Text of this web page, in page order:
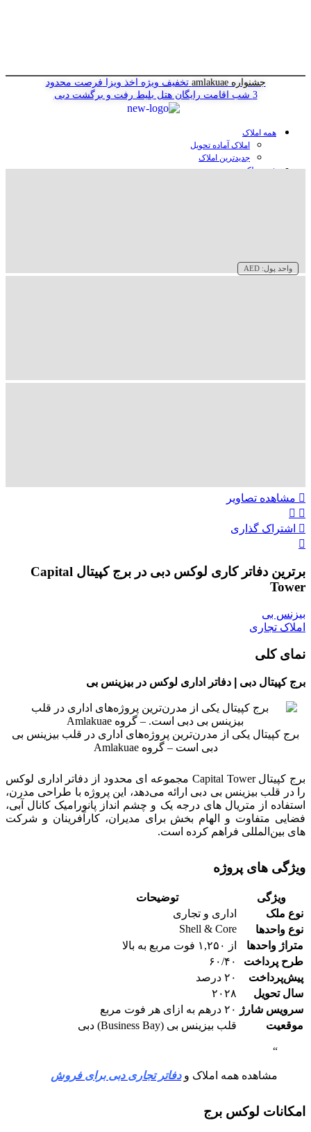
جشنواره amlakuae تخفیف ویژه اخذ ویزا فرصت محدود
3 شب اقامت رایگان هتل
بلیط رفت و برگشت دبی
همه املاک
املاک آماده تحویل
جدیدترین املاک
خرید ملک در دبی
واحد پول: AED
مشاهده تصاویر
اشتراک گذاری
برترین دفاتر کاری لوکس دبی در برج کپیتال Capital
Tower
بیزنس بی
املاک تجاری
نمای کلی
برج کپیتال دبی | دفاتر اداری لوکس در بیزینس بی
برج کپیتال یکی از مدرن‌ترین پروژه‌های اداری در قلب بیزینس بی
دبی است – گروه Amlakuae
برج کپیتال Capital Tower مجموعه‌ ای محدود از دفاتر اداری لوکس
را در قلب بیزینس بی دبی ارائه می‌دهد، این پروژه با طراحی مدرن،
استفاده از متریال‌ های درجه یک و چشم‌ انداز پانورامیک کانال آبی،
فضایی متفاوت و الهام‌ بخش برای مدیران، کارآفرینان و شرکت‌
های بین‌المللی فراهم کرده است.
ویژگی‌ های پروژه
ویژگی
توضیحات
نوع ملک
اداری و تجاری
نوع واحدها
Shell & Core
متراژ واحدها
از ۱,۲۵۰ فوت مربع به بالا
طرح پرداخت
۶۰/۴۰
پیش‌پرداخت
۲۰ درصد
سال تحویل
۲۰۲۸
سرویس شارژ ۲۰ درهم به ازای هر فوت مربع
موقعیت
قلب بیزینس بی (Business Bay) دبی
مشاهده همه املاک ودفاتر تجاری دبی برای فروش
امکانات لوکس برج